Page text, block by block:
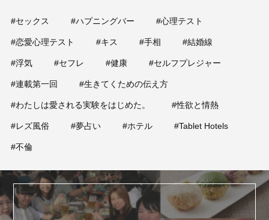
カルチャー/エンタメ
性と愛
ゲーム
#セックス #ハプニングバー #心理テスト
#恋愛心理テスト #キス #手相 #結婚線
#浮気 #セフレ #健康 #セルフプレジャー
#連載第一回 #生きてくための伝え方
#わたしは愛される実験をはじめた。 #性欲と情熱
#レズ風俗 #夢占い #ホテル #Tablet Hotels
#不倫